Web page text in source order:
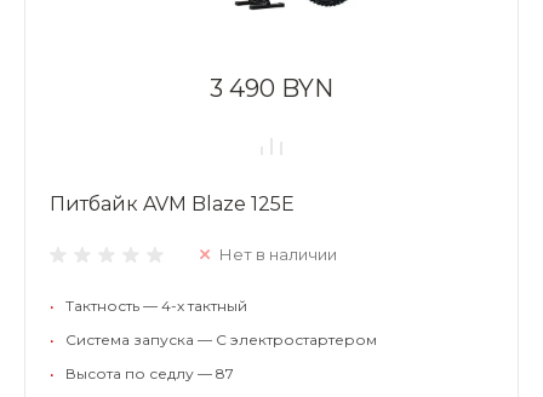
3 490 BYN
Питбайк AVM Blaze 125E
Нет в наличии
•
Тактность — 4-х тактный
•
Система запуска — С электростартером
•
Высота по седлу — 87